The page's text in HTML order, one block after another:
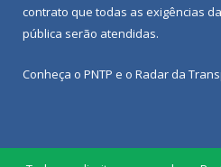
contrato que todas as exigências
pública serão atendidas.
Conheça o PNTP e o Radar da